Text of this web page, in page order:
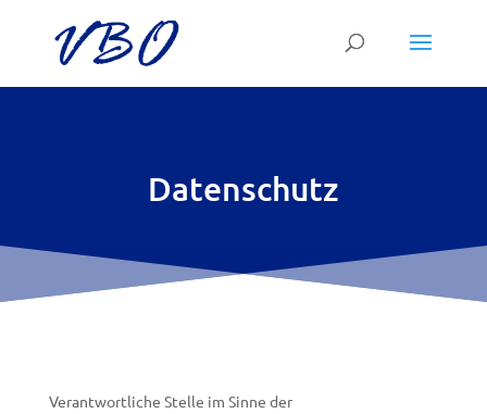
Datenschutz
Verantwortliche Stelle im Sinne der